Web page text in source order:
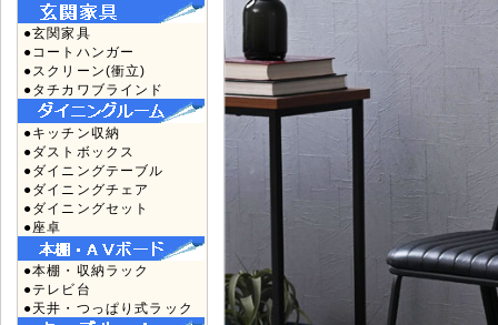
●玄関家具
●コートハンガー
●スクリーン(衝立)
●タチカワブラインド
●キッチン収納
●ダストボックス
●ダイニングテーブル
●ダイニングチェア
●ダイニングセット
●座卓
●本棚・収納ラック
●テレビ台
●天井・つっぱり式ラック